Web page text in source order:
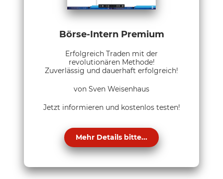
Börse-Intern Premium
Erfolgreich Traden mit der
revolutionären Methode!
Zuverlässig und dauerhaft erfolgreich!
von Sven Weisenhaus
Jetzt informieren und kostenlos testen!
Mehr Details bitte...